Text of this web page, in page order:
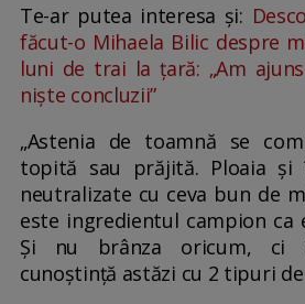
Te-ar putea interesa și:
făcut-o Mihaela Bilic despre
luni de trai la țară: „Am
niște concluzii”
„Astenia de toamnă se
topită sau prăjită. Ploaia
neutralizate cu ceva bun de
este ingredientul campion ca
Și nu brânza oricum, ci
cunoștință astăzi cu 2 tipuri